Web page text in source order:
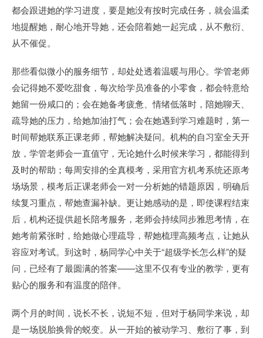
都会跟进她的学习进度，要是她没有按时完成任务，就会温柔
地提醒她，耐心地开导她，还会陪着她一起完成，从不敷衍、
从不催促。
那些看似微小的服务细节，却处处透着温暖与用心。学管老师
会记得她不爱吃甜食，每次给学员准备的小零食，都会特意给
她留一份咸口的；会在她备考疲惫、情绪低落时，陪她聊天、
疏导她的压力，给她加油打气；会在她遇到学习难题时，第一
时间帮她联系正课老师，帮她解决疑问。机构的自习室全天开
放，学管老师会一直值守，无论她什么时候来学习，都能得到
及时的帮助；每周安排的全真模考，采用官方机考系统还原考
场场景，模考后正课老师会一对一分析她的错题原因，明确后
续复习重点，帮她查漏补缺。更让她感动的是，即使课程结束
后，机构还提供超长陪考服务，老师会持续同步雅思考情，在
她考前紧张时，给她做心理疏导，帮她梳理高频考点，让她从
容应对考试。到这时，杨同学心中关于“超级学长怎么样”的疑
问，已经有了最圆满的答案——这里不仅有专业的教学，更有
贴心的服务和有温度的陪伴。
两个月的时间，说长不长，说短不短，但对于杨同学来说，却
是一场脱胎换骨的蜕变。从一开始的被动学习、敷衍了事，到